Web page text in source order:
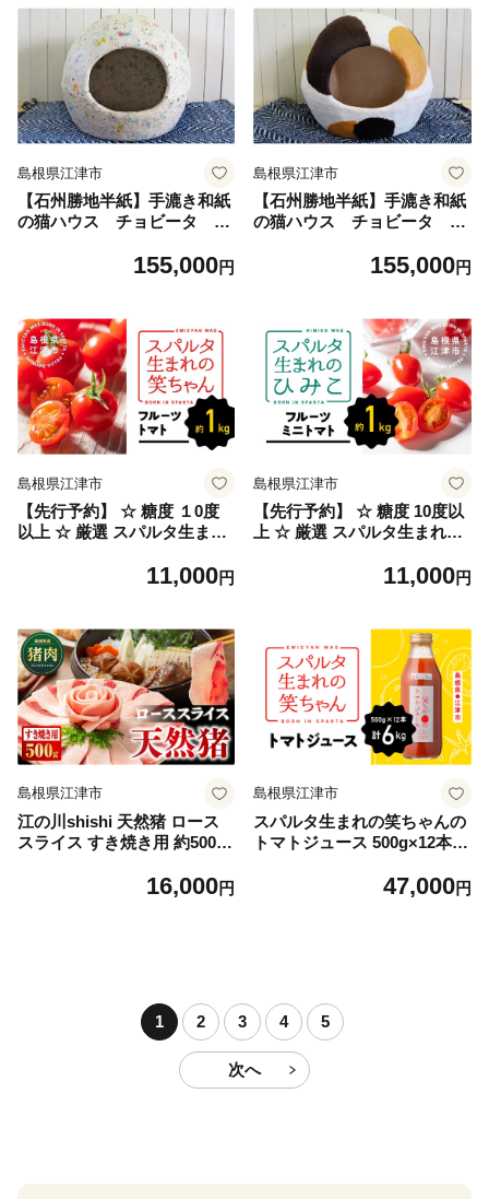
島根県江津市
【石州勝地半紙】手漉き和紙
の猫ハウス チョビータ コ
155,000円
島根県江津市
【石州勝地半紙】手漉き和紙
の猫ハウス チョビータ 三
155,000円
島根県江津市
【先行予約】 ☆ 糖度 １0度
以上 ☆ 厳選 スパルタ生まれ
約1kg 【GC-35】 【2027年4
ちゃん トマト フルーツトマ
ト 野菜 トマト 完熟 新鮮 冷
蔵
11,000円
島根県江津市
【先行予約】 ☆ 糖度 10度以
上 ☆ 厳選 スパルタ生まれの
C-36】 【2027年4月中旬～6
ト トマト 野菜 サラダ 完熟
新鮮 産地直送 冷蔵
11,000円
島根県江津市
江の川shishi 天然猪 ロース
スライス すき焼き用 約500g
肉 イノシシ肉 ジビエ ジビエ
16,000円
島根県江津市
スパルタ生まれの笑ちゃんの
トマトジュース 500g×12本
ス 野菜ジュース フルーツト
47,000円
1 2 3 4 5
次へ